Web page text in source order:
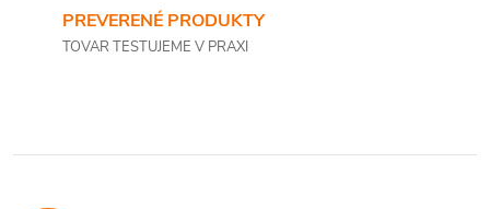
PREVERENÉ PRODUKTY
TOVAR TESTUJEME V PRAXI